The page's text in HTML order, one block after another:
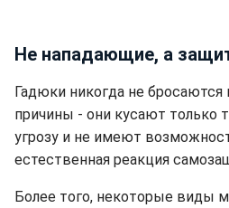
Не нападающие, а
Гадюки никогда не бросаются
причины - они кусают только
угрозу и не имеют
естественная реакция
Более того, некоторые виды